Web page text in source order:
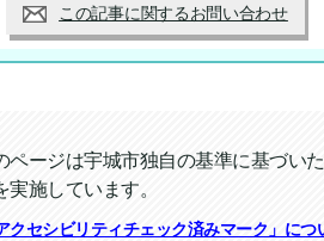
この記事に関するお問い合わせ
ティチェック
ページは宇城市独自の基準に基づい
実施しています。
クセシビリティチェック済みマーク」につ